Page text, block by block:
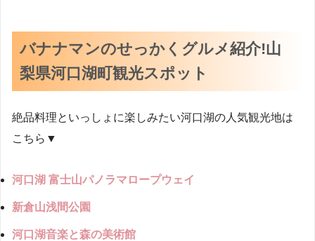
バナナマンのせっかくグルメ紹介!山
梨県河口湖町観光スポット
絶品料理といっしょに楽しみたい河口湖の人気観光地は
こちら▼
河口湖 富士山パノラマロープウェイ
新倉山浅間公園
河口湖音楽と森の美術館